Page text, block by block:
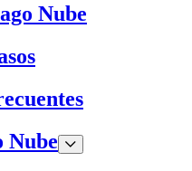
Nube
Nube